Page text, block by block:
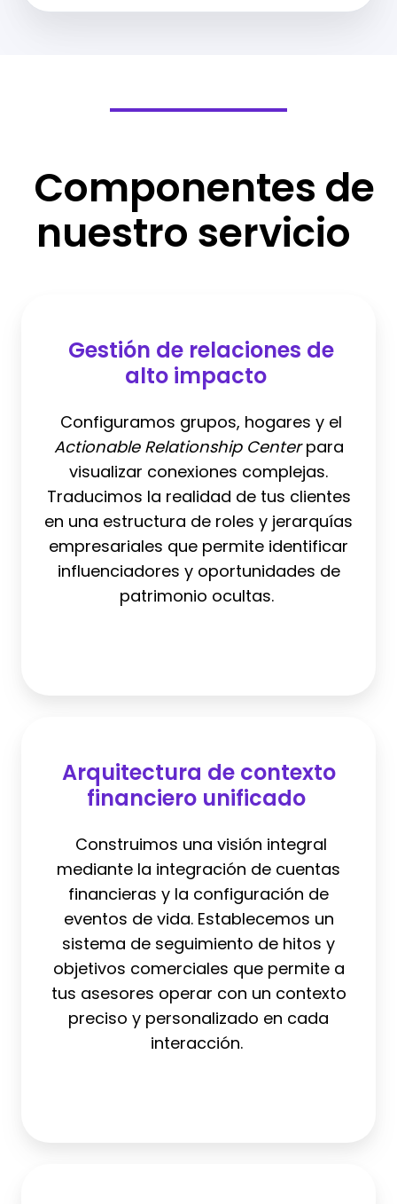
Componentes de
nuestro servicio
Gestión de relaciones de
alto impacto
Configuramos grupos, hogares y el
Actionable Relationship Centerpara
visualizar conexiones complejas.
Traducimos la realidad de tus clientes
en una estructura de roles y jerarquías
empresariales que permite identificar
influenciadores y oportunidades de
patrimonio ocultas.
relaciones
de
impacto
Arquitectura de contexto
financiero unificado
Construimos una visión integral
mediante la integración de cuentas
financieras y la configuración de
eventos de vida. Establecemos un
sistema de seguimiento de hitos y
objetivos comerciales que permite a
tus asesores operar con un contexto
preciso y personalizado en cada
interacción.
contexto
financiero
unificado